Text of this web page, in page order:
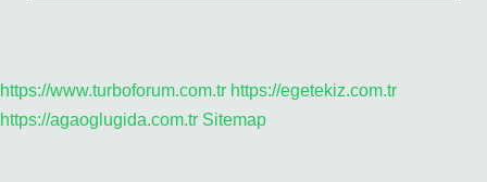
https://www.turboforum.com.tr https://egetekiz.com.tr
https://agaoglugida.com.tr Sitemap